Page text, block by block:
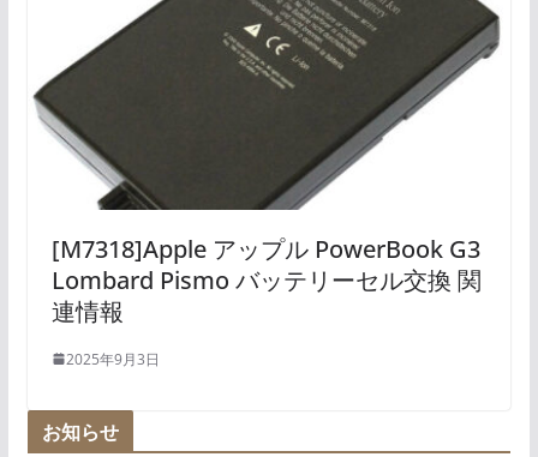
[M7318]Apple アップル PowerBook G3
Lombard Pismo バッテリーセル交換 関
連情報
2025年9月3日
お知らせ